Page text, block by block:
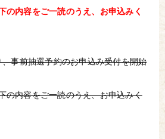
の内容をご一読のうえ、お申込みく
事前抽選予約のお申込み受付を開始
の内容をご一読のうえ、お申込みく